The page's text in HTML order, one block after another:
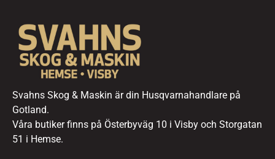
Svahns Skog & Maskin är din Husqvarnahandlare på
Gotland.
Våra butiker finns på Österbyväg 10 i Visby och Storgatan
51 i Hemse.